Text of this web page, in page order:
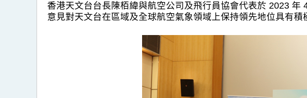
香港天文台台長陳栢緯與航空公司及飛行員協會代表於 2023
意見對天文台在區域及全球航空氣象領域上保持領先地位具有積